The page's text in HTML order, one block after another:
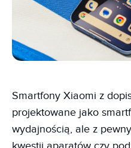
Smartfony Xiaomi z
projektowane jako
wydajnością, ale z